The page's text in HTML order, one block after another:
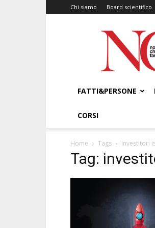
Chi siamo Board scientifico
FATTI&PERSONE
CORSI
Home Tags Investitori
Tag: